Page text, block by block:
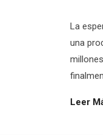
La
una
Leer